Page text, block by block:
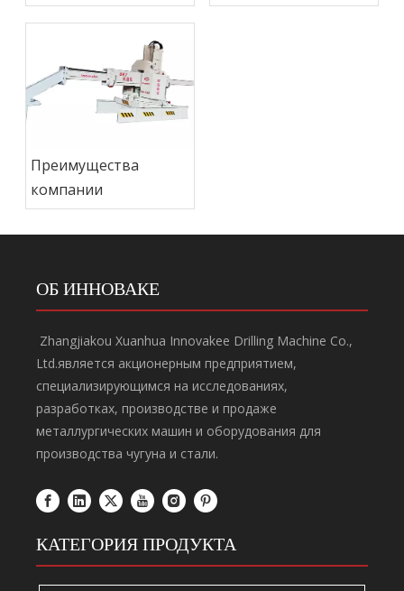
философии
Преимущества
компании
ОБ ИННОВАКЕ
Zhangjiakou Xuanhua Innovakee Drilling Machine Co.,
Ltd.является акционерным предприятием,
специализирующимся на исследованиях,
разработках, производстве и продаже
металлургических машин и оборудования для
производства чугуна и стали.
КАТЕГОРИЯ ПРОДУКТА